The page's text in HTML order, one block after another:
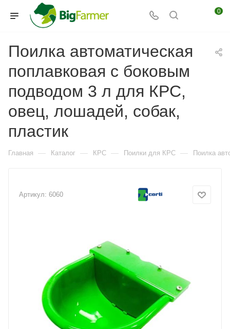
0
Поилка автоматическая
поплавковая с боковым
подводом 3 л для КРС,
овец, лошадей, собак,
пластик
Главная — Каталог — КРС — Поилки для КРС — Поилка
Артикул: 6060